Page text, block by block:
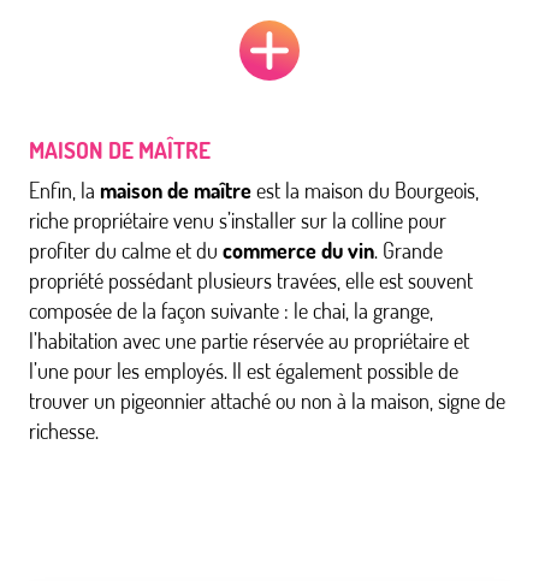
MAISON DE MAÎTRE
Enfin, la maison de maîtreest la maison du Bourgeois,
riche propriétaire venu s’installer sur la colline pour
profiter du calme et du commerce du vin. Grande
propriété possédant plusieurs travées, elle est souvent
composée de la façon suivante : le chai, la grange,
l’habitation avec une partie réservée au propriétaire et
l’une pour les employés. Il est également possible de
trouver un pigeonnier attaché ou non à la maison, signe de
richesse.